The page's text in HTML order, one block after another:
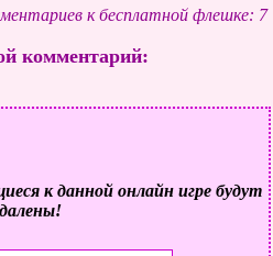
к бесплатной флешке: 7
комментарий:
к данной онлайн игре будут